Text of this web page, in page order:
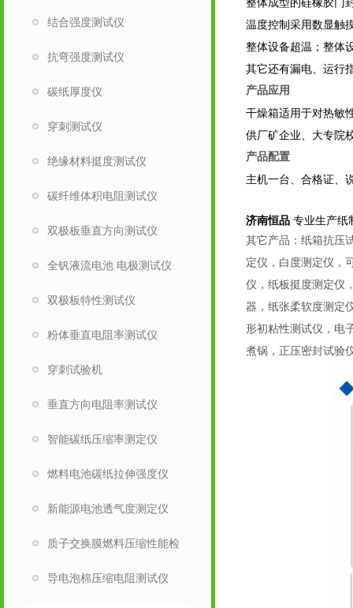
温度控制采用数显触
整体设备超温；整体
其它还有漏电、运行
产品应用
干燥箱适用于对热敏
供厂矿企业、大专院
产品配置
主机一台、合格证、
济南恒品 专业生产
其它产品：纸箱抗压
定仪，白度测定仪，
仪，纸板挺度测定仪
器，纸张柔软度测定
形初粘性测试仪，电
煮锅，正压密封试验
结合强度测试仪
抗弯强度测试仪
碳纸厚度仪
穿刺测试仪
绝缘材料挺度测试仪
碳纤维体积电阻测试仪
双极板垂直方向测试仪
全钒液流电池 电极测试仪
双极板特性测试仪
粉体垂直电阻率测试仪
穿刺试验机
垂直方向电阻率测试仪
智能碳纸压缩率测定仪
燃料电池碳纸拉伸强度仪
新能源电池透气度测定仪
质子交换膜燃料压缩性能检
导电泡棉压缩电阻测试仪